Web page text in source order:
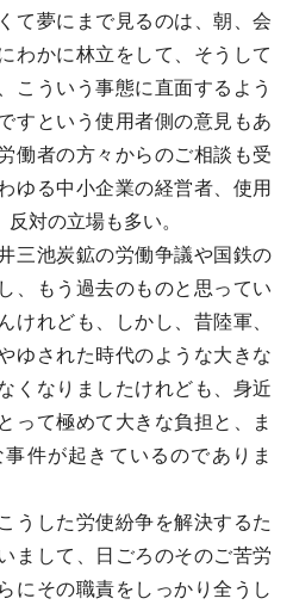
て夢にまで見るのは、朝、会
わかに林立をして、そうして
こういう事態に直面するよう
すという使用者側の意見もあ
働者の方々からのご相談も受
ゆる中小企業の経営者、使用
対の立場も多い。
三池炭鉱の労働争議や国鉄の
、もう過去のものと思ってい
けれども、しかし、昔陸軍、
ゆされた時代のような大きな
くなりましたけれども、身近
って極めて大きな負担と、ま
件が起きているのでありま
うした労使紛争を解決するた
まして、日ごろのそのご苦労
にその職責をしっかり全うし